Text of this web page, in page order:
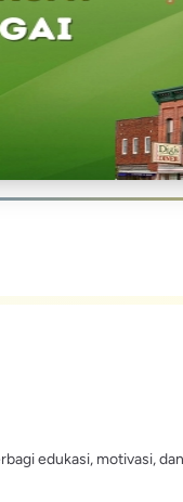
edukasi, motivasi,